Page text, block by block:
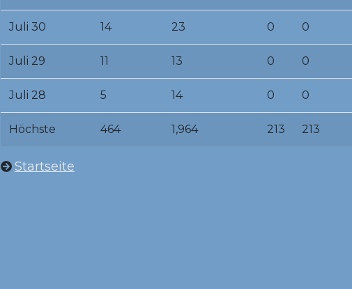
Juli 30 14 23 0 0
Juli 29 11 13 0 0
Juli 28 5 14 0 0
Höchste 464 1,964 213 213
Startseite